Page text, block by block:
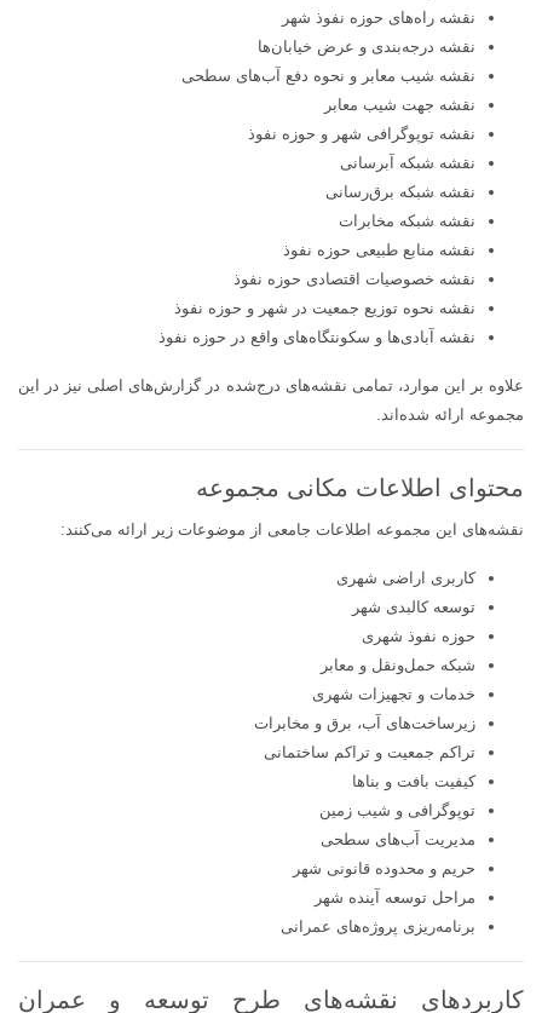
نقشه راه‌های حوزه نفوذ شهر
نقشه درجه‌بندی و عرض خیابان‌ها
نقشه شیب معابر و نحوه دفع آب‌های سطحی
نقشه جهت شیب معابر
نقشه توپوگرافی شهر و حوزه نفوذ
نقشه شبکه آبرسانی
نقشه شبکه برق‌رسانی
نقشه شبکه مخابرات
نقشه منابع طبیعی حوزه نفوذ
نقشه خصوصیات اقتصادی حوزه نفوذ
نقشه نحوه توزیع جمعیت در شهر و حوزه نفوذ
نقشه آبادی‌ها و سکونتگاه‌های واقع در حوزه نفوذ
علاوه بر این موارد، تمامی نقشه‌های درج‌شده در گزارش‌های اصلی نیز در این
مجموعه ارائه شده‌اند.
محتوای اطلاعات مکانی مجموعه
نقشه‌های این مجموعه اطلاعات جامعی از موضوعات زیر ارائه می‌کنند:
کاربری اراضی شهری
توسعه کالبدی شهر
حوزه نفوذ شهری
شبکه حمل‌ونقل و معابر
خدمات و تجهیزات شهری
زیرساخت‌های آب، برق و مخابرات
تراکم جمعیت و تراکم ساختمانی
کیفیت بافت و بناها
توپوگرافی و شیب زمین
مدیریت آب‌های سطحی
حریم و محدوده قانونی شهر
مراحل توسعه آینده شهر
برنامه‌ریزی پروژه‌های عمرانی
کاربردهای نقشه‌های طرح توسعه و عمران